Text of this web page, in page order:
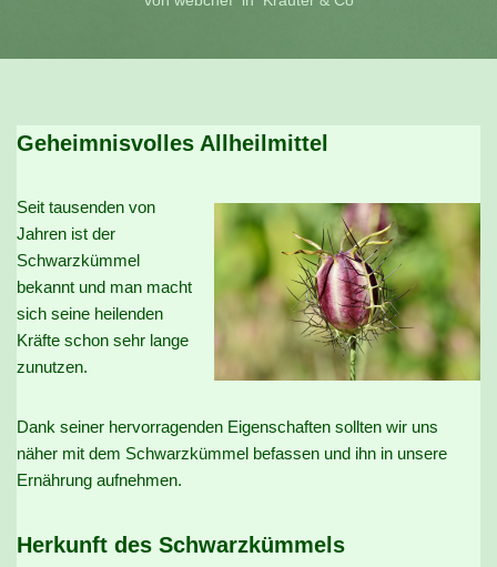
Geheimnisvolles Allheilmittel
Seit tausenden von
Jahren ist der
Schwarzkümmel
bekannt und man macht
sich seine heilenden
Kräfte schon sehr lange
zunutzen.
Dank seiner hervorragenden Eigenschaften sollten wir uns
näher mit dem Schwarzkümmel befassen und ihn in unsere
Ernährung aufnehmen.
Herkunft des Schwarzkümmels